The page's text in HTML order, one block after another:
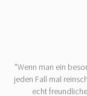
"Wenn man ein
jeden Fall mal
echt